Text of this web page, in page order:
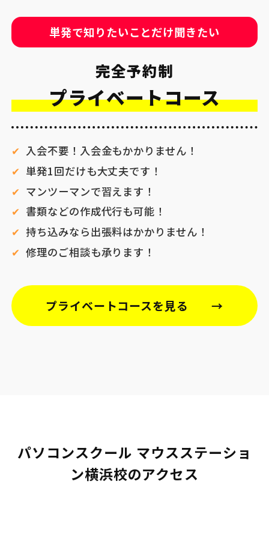
単発で知りたいことだけ聞きたい
完全予約制
プライベートコース
入会不要！入会金もかかりません！
単発1回だけも大丈夫です！
マンツーマンで習えます！
書類などの作成代行も可能！
持ち込みなら出張料はかかりません！
修理のご相談も承ります！
プライベートコースを見る
パソコンスクール マウスステーショ
ン横浜校のアクセス